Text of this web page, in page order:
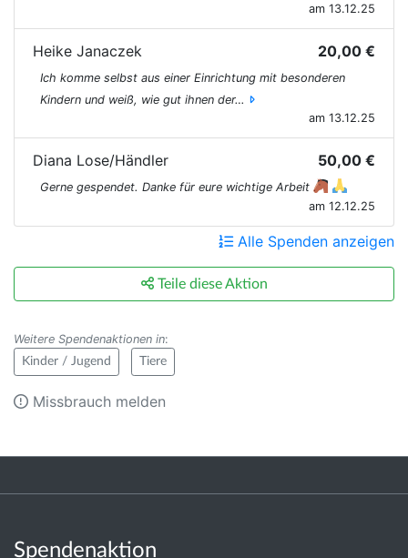
am 13.12.25
Heike Janaczek 20,00 €
Ich komme selbst aus einer Einrichtung mit besonderen
Kindern und weiß, wie gut ihnen der…
am 13.12.25
Diana Lose/Händler 50,00 €
Gerne gespendet. Danke für eure wichtige Arbeit
am 12.12.25
Alle Spenden anzeigen
Teile diese Aktion
Weitere Spendenaktionen in:
Kinder / Jugend Tiere
Missbrauch melden
Spendenaktion